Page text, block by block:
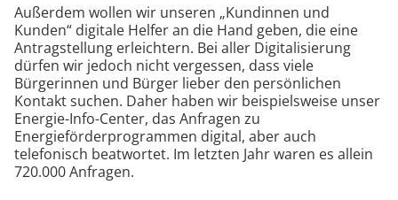
Außerdem wollen wir unseren „Kundinnen und
Kunden“ digitale Helfer an die Hand geben, die eine
Antragstellung erleichtern. Bei aller Digitalisierung
dürfen wir jedoch nicht vergessen, dass viele
Bürgerinnen und Bürger lieber den persönlichen
Kontakt suchen. Daher haben wir beispielsweise unser
Energie-Info-Center, das Anfragen zu
Energieförderprogrammen digital, aber auch
telefonisch beatwortet. Im letzten Jahr waren es allein
720.000 Anfragen.